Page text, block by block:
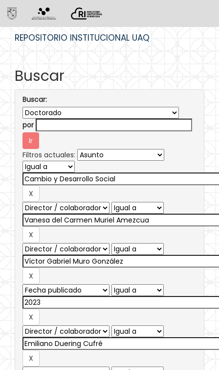
REPOSITORIO INSTITUCIONAL UAQ
Buscar
Buscar:
por
Filtros actuales: